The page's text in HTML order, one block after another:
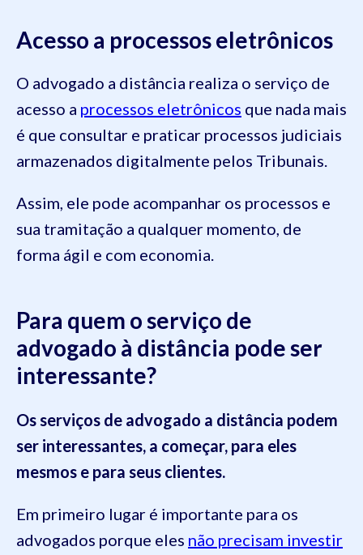
Acesso a processos eletrônicos
O advogado a distância realiza o serviço de
acesso a processos eletrônicos que nada mais
é que consultar e praticar processos judiciais
armazenados digitalmente pelos Tribunais.
Assim, ele pode acompanhar os processos e
sua tramitação a qualquer momento, de
forma ágil e com economia.
Para quem o serviço de
advogado à distância pode ser
interessante?
Os serviços de advogado a distância podem
ser interessantes, a começar, para eles
mesmos e para seus clientes.
Em primeiro lugar é importante para os
advogados porque eles não precisam investir